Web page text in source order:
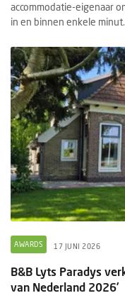
accommodatie-eigenaar
in en binnen enkele
AWARDS 17 JUNI 2026
B&B Lyts Paradys
van Nederland 2026’